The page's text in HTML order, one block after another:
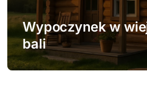
Wypoczynek w
bali